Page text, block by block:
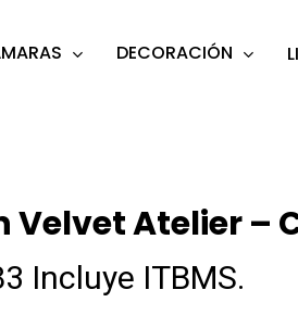
DECORACIÓN
Velvet Atelier –
Incluye ITBMS.